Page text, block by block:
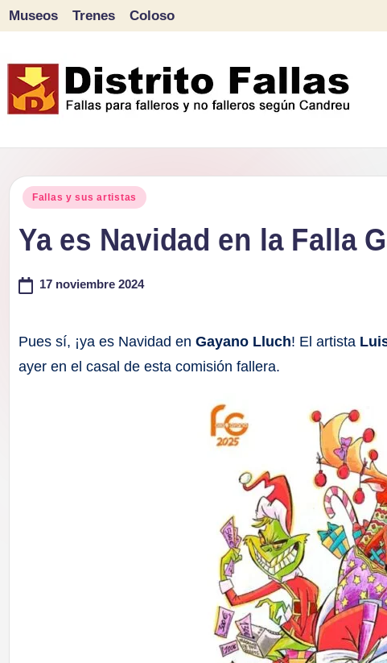
contenido
Museos Trenes Coloso
Publicado
Fallas y sus artistas
Ya es Navidad en la Falla
17 noviembre 2024
Pues sí, ¡ya es Navidad enGayano Lluch! El artista
ayer en el casal de esta comisión fallera.